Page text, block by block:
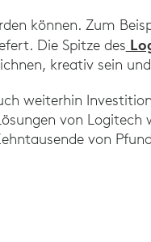
können. Zum
Die Spitze des
kreativ sein
weiterhin
von Logitech
von